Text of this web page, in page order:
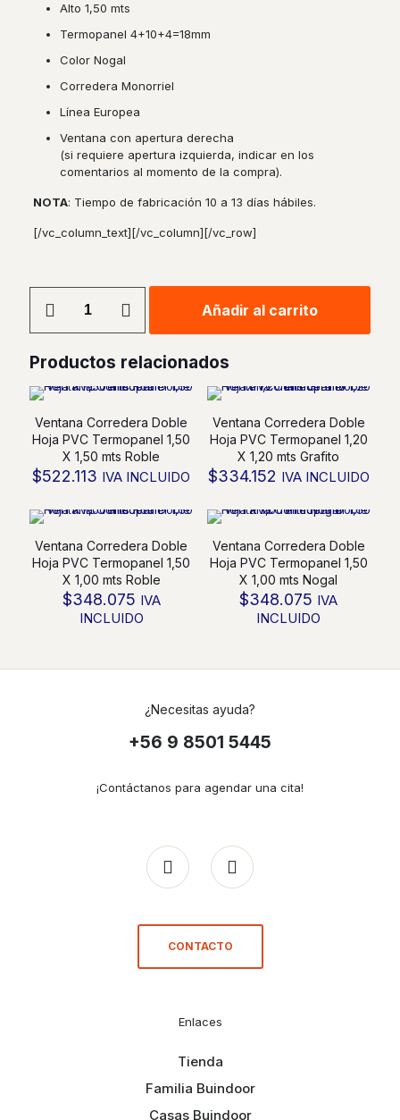
Alto 1,50 mts
Termopanel 4+10+4=18mm
Color Nogal
Corredera Monorriel
Línea Europea
Ventana con apertura derecha
(si requiere apertura izquierda, indicar en los
comentarios al momento de la compra).
NOTA: Tiempo de fabricación 10 a 13 días hábiles.
[/vc_column_text][/vc_column][/vc_row]
Corredera
Termopanel
X
mts
Nogal
cantidad
Añadir al carrito
Productos relacionados
Ventana Corredera Doble
Hoja PVC Termopanel 1,50
X 1,50 mts Roble
$522.113 IVA INCLUIDO
Ventana Corredera Doble
Hoja PVC Termopanel 1,20
X 1,20 mts Grafito
$334.152 IVA INCLUIDO
Ventana Corredera Doble
Hoja PVC Termopanel 1,50
X 1,00 mts Roble
$348.075 IVA
INCLUIDO
Ventana Corredera Doble
Hoja PVC Termopanel 1,50
X 1,00 mts Nogal
$348.075 IVA
INCLUIDO
¿Necesitas ayuda?
+56 9 8501 5445
¡Contáctanos para agendar una cita!
CONTACTO
Enlaces
Tienda
Familia Buindoor
Casas Buindoor